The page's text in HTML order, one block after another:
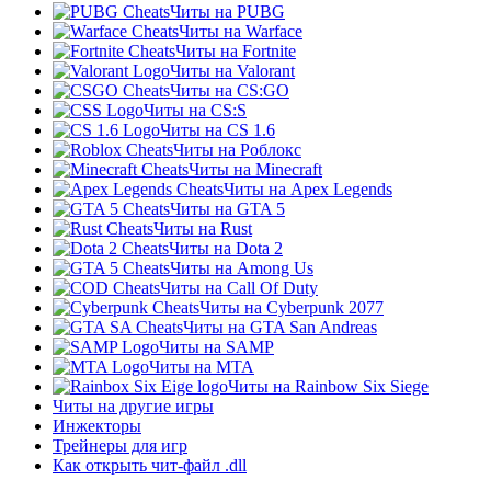
Читы на PUBG
Читы на Warface
Читы на Fortnite
Читы на Valorant
Читы на CS:GO
Читы на CS:S
Читы на CS 1.6
Читы на Роблокс
Читы на Minecraft
Читы на Apex Legends
Читы на GTA 5
Читы на Rust
Читы на Dota 2
Читы на Among Us
Читы на Call Of Duty
Читы на Cyberpunk 2077
Читы на GTA San Andreas
Читы на SAMP
Читы на МТА
Читы на Rainbow Six Siege
Читы на другие игры
Инжекторы
Трейнеры для игр
Как открыть чит-файл .dll